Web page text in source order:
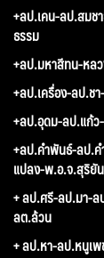
+ลป.เคน-ลป.สมช
ธรรม
+ลป.มหาสีทน-หล
+ลป.เครื่อง-ลป.ช
+ลป.อุดม-ลป.แก้ว
+ลป.คำพันธ์-ลป.
แปลง-พ.อ.จ.สุริยั
+ ลป.ศรี-ลป.มา-ล
ลต.ล้วน
+ ลป.หา-ลป.หนูเ